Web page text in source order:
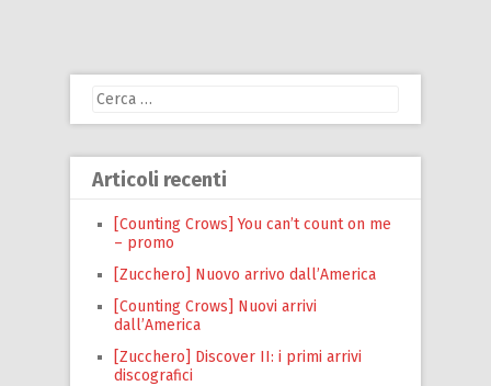
Ricerca
Articoli recenti
[Counting Crows] You can’t count on me
– promo
[Zucchero] Nuovo arrivo dall’America
[Counting Crows] Nuovi arrivi
dall’America
[Zucchero] Discover II: i primi arrivi
discografici